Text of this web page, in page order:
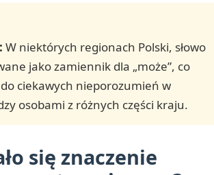
W niektórych regionach Polski, słowo
jako zamiennik dla „może”, co
ciekawych nieporozumień w
osobami z różnych części kraju.
się znaczenie